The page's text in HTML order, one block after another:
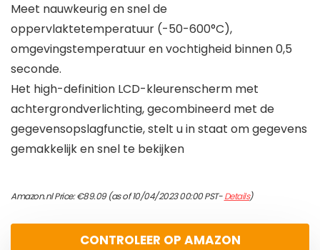
Meet nauwkeurig en snel de
oppervlaktetemperatuur (-50-600°C),
omgevingstemperatuur en vochtigheid binnen 0,5
seconde.
Het high-definition LCD-kleurenscherm met
achtergrondverlichting, gecombineerd met de
gegevensopslagfunctie, stelt u in staat om gegevens
gemakkelijk en snel te bekijken
Amazon.nl Price:€89.09(as of 10/04/2023 00:00 PST-Details)
CONTROLEER OP AMAZON